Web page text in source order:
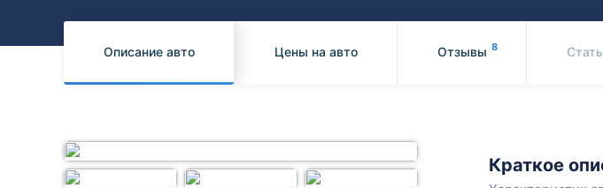
Subaru
Описание авто Цены на авто Отзывы 8
Краткое